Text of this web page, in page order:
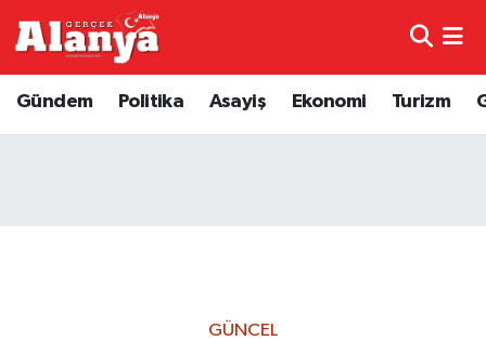
Gündem Politika Asayiş Ekonomi Turizm
GÜNCEL
Genel
Trafik Durumu